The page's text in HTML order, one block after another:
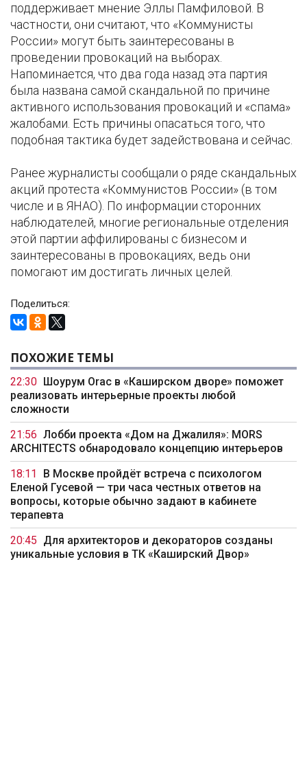
поддерживает мнение Эллы Памфиловой. В
частности, они считают, что «Коммунисты
России» могут быть заинтересованы в
проведении провокаций на выборах.
Напоминается, что два года назад эта партия
была названа самой скандальной по причине
активного использования провокаций и «спама»
жалобами. Есть причины опасаться того, что
подобная тактика будет задействована и сейчас.
Ранее журналисты сообщали о ряде скандальных
акций протеста «Коммунистов России» (в том
числе и в ЯНАО). По информации сторонних
наблюдателей, многие региональные отделения
этой партии аффилированы с бизнесом и
заинтересованы в провокациях, ведь они
помогают им достигать личных целей.
Поделиться:
ПОХОЖИЕ ТЕМЫ
22:30
Шоурум Orac в «Каширском дворе» поможет
реализовать интерьерные проекты любой
сложности
21:56 Лобби проекта «Дом на Джалиля»: MORS
ARCHITECTS обнародовало концепцию интерьеров
18:11
В Москве пройдёт встреча с психологом
Еленой Гусевой — три часа честных ответов на
вопросы, которые обычно задают в кабинете
терапевта
20:45 Для архитекторов и декораторов созданы
уникальные условия в ТК «Каширский Двор»